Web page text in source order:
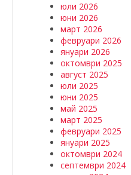
юли 2026
юни 2026
март 2026
февруари 2026
януари 2026
октомври 2025
август 2025
юли 2025
юни 2025
май 2025
март 2025
февруари 2025
януари 2025
октомври 2024
септември 2024